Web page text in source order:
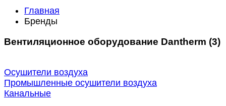
Главная
Бренды
Вентиляционное оборудование Dantherm (3)
Осушители воздуха
Промышленные осушители воздуха
Канальные